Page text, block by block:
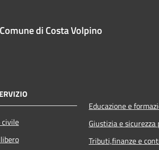
Comune di Costa Volpino
civile
Educazione e
Giustizia e sicurezza
Tributi,finanze e